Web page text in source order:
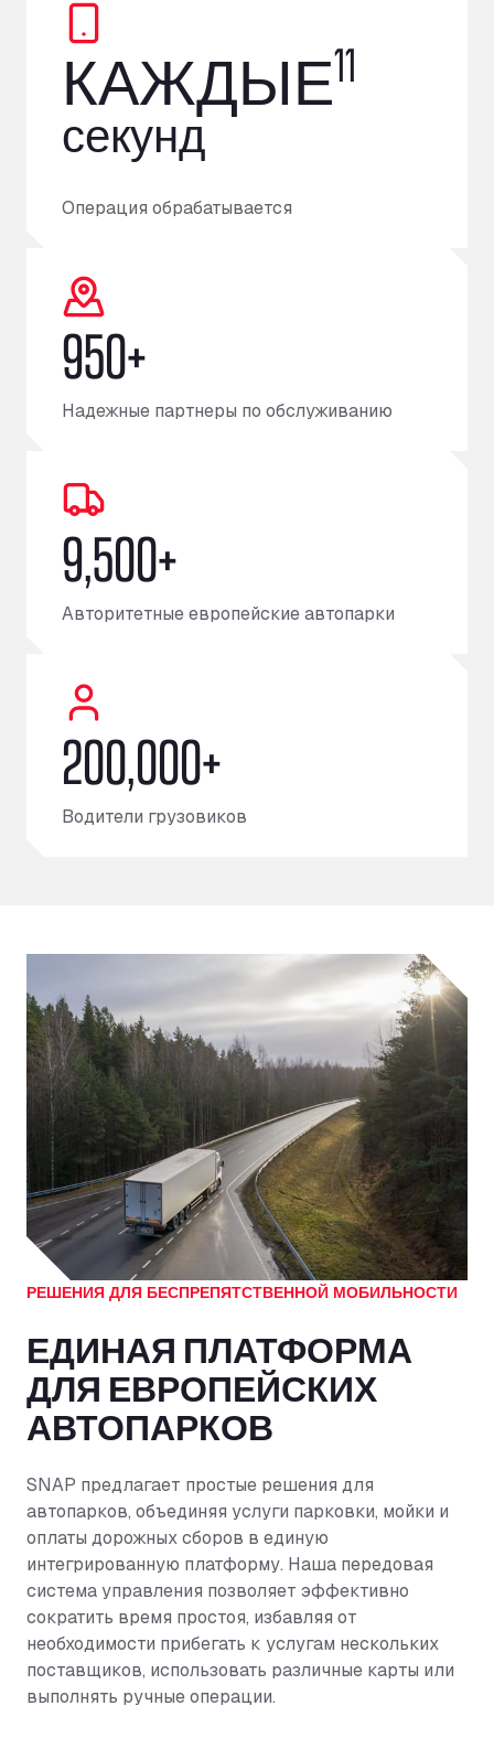
КАЖДЫЕ11
секунд
Операция обрабатывается
950+
Надежные партнеры по обслуживанию
9,500+
Авторитетные европейские автопарки
200,000+
Водители грузовиков
РЕШЕНИЯ ДЛЯ БЕСПРЕПЯТСТВЕННОЙ МОБИЛЬНОСТИ
ЕДИНАЯ ПЛАТФОРМА
ДЛЯ ЕВРОПЕЙСКИХ
АВТОПАРКОВ
SNAP предлагает простые решения для
автопарков, объединяя услуги парковки, мойки и
оплаты дорожных сборов в единую
интегрированную платформу. Наша передовая
система управления позволяет эффективно
сократить время простоя, избавляя от
необходимости прибегать к услугам нескольких
поставщиков, использовать различные карты или
выполнять ручные операции.